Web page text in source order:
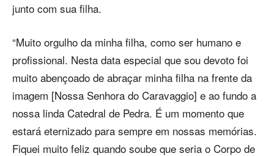
junto com sua filha.
“Muito orgulho da minha filha, como ser humano e
profissional. Nesta data especial que sou devoto foi
muito abençoado de abraçar minha filha na frente da
imagem [Nossa Senhora do Caravaggio] e ao fundo a
nossa linda Catedral de Pedra. É um momento que
estará eternizado para sempre em nossas memórias.
Fiquei muito feliz quando soube que seria o Corpo de